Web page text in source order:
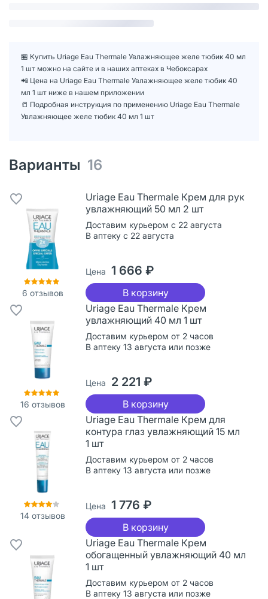
🏪 Купить Uriage Eau Thermale Увлажняющее желе тюбик 40 мл
1 шт можно на сайте и в наших аптеках в Чебоксарах
📲 Цена на Uriage Eau Thermale Увлажняющее желе тюбик 40
мл 1 шт ниже в нашем приложении
📒 Подробная инструкция по применению Uriage Eau Thermale
Увлажняющее желе тюбик 40 мл 1 шт
Варианты 16
6 отзывов
Uriage Eau Thermale Крем для рук
увлажняющий 50 мл 2 шт
Доставим курьером с 22 августа
В аптеку с 22 августа
Цена 1 666 ₽
В корзину
16 отзывов
Uriage Eau Thermale Крем
увлажняющий 40 мл 1 шт
Доставим курьером от 2 часов
В аптеку 13 августа или позже
Цена 2 221 ₽
В корзину
14отзывов
Uriage Eau Thermale Крем для
контура глаз увлажняющий 15 мл
1 шт
Доставим курьером от 2 часов
В аптеку 13 августа или позже
Цена 1 776 ₽
В корзину
Uriage Eau Thermale Крем
обогащенный увлажняющий 40 мл
1 шт
Доставим курьером от 2 часов
В аптеку 13 августа или позже